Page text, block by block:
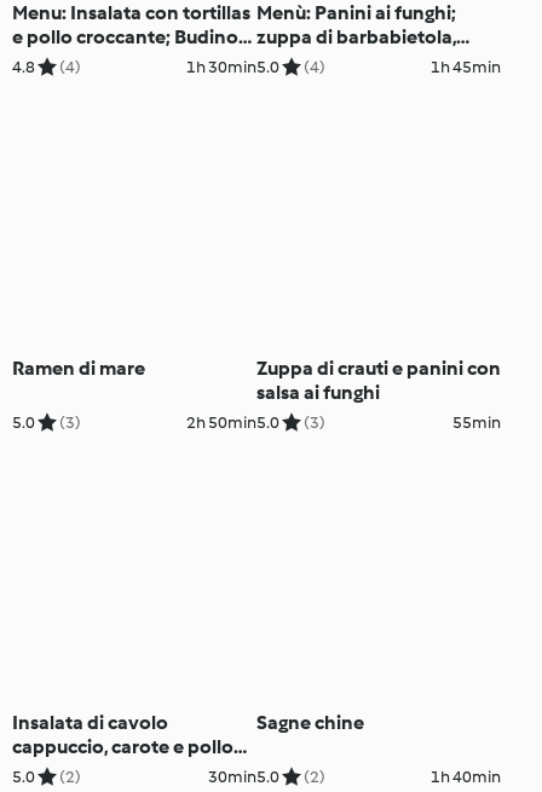
Menu: Insalata con tortillas
e pollo croccante; Budino
di riso con pere caramellate
4.8 (4) 1h 30min
Menù: Panini ai funghi;
zuppa di barbabietola,
branzino al sale con
5.0 (4) 1h 45min
Ramen di mare
5.0 (3) 2h 50min
Zuppa di crauti e panini con
salsa ai funghi
5.0 (3) 55min
Insalata di cavolo
cappuccio, carote e pollo
alla Vietnamita
5.0 (2) 30min
Sagne chine
5.0 (2) 1h 40min